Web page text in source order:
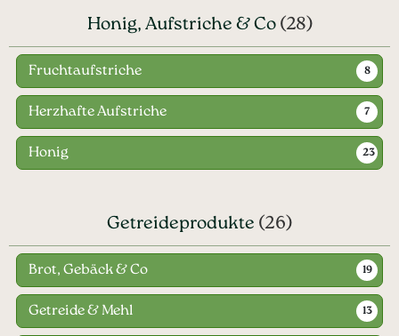
Honig, Aufstriche & Co (28)
Fruchtaufstriche 8
Herzhafte Aufstriche 7
Honig 23
Getreideprodukte (26)
Brot, Gebäck & Co 19
Getreide & Mehl 13